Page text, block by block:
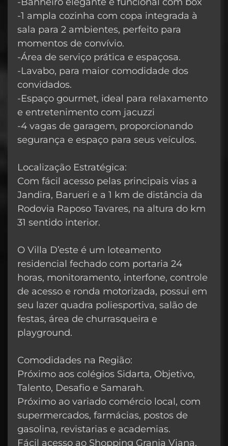
-1 ampla cozinha com copa integrada à
sala para 2 ambientes, perfeito para
momentos de convívio.
-Área de serviço prática e espaçosa.
-Lavabo, para maior comodidade dos
convidados.
-Espaço gourmet, ideal para relaxamento
e entretenimento com jacuzzi
-4 vagas de garagem, proporcionando
segurança e espaço para seus veículos.
Localização Estratégica:
Com fácil acesso pelas principais vias a
Jandira, Barueri e a 1 km de distância da
Rodovia Raposo Tavares, na altura do km
31 sentido interior.
O Villa D’este é um loteamento
residencial fechado com portaria 24
horas, monitoramento, interfone, controle
de acesso e ronda motorizada, possui em
seu lazer quadra poliesportiva, salão de
festas, área de churrasqueira e
playground.
Comodidades na Região:
Próximo aos colégios Sidarta, Objetivo,
Talento, Desafio e Samarah.
Próximo ao variado comércio local, com
supermercados, farmácias, postos de
gasolina, revistarias e academias.
Fácil acesso ao Shopping Granja Viana,